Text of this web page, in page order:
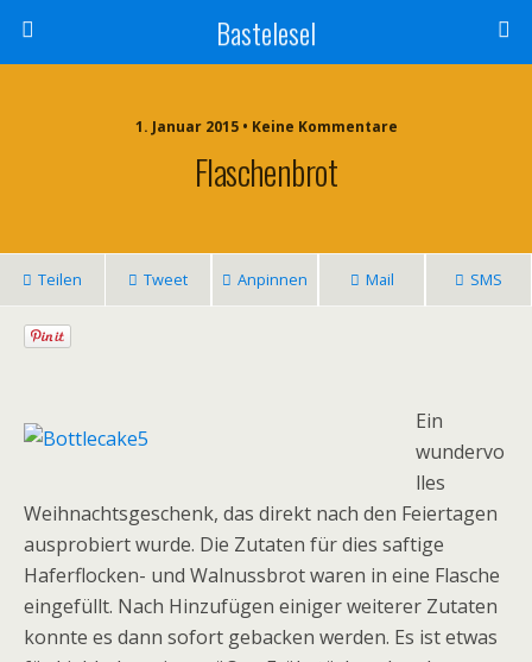
Bastelesel
1. Januar 2015 • Keine Kommentare
Flaschenbrot
Teilen Tweet Anpinnen Mail SMS
Ein
wundervo
lles
Weihnachtsgeschenk, das direkt nach den Feiertagen
ausprobiert wurde. Die Zutaten für dies saftige
Haferflocken- und Walnussbrot waren in eine Flasche
eingefüllt. Nach Hinzufügen einiger weiterer Zutaten
konnte es dann sofort gebacken werden. Es ist etwas